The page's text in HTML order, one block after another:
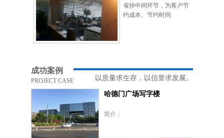
省掉中间环节，为客户节
约成本、节约时间
成功案例
PROJECT CASE
以质量求生存，以信誉求发展。
哈德门广场写字楼
简介：